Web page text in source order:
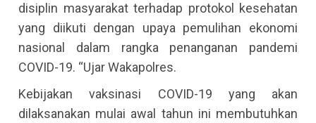
disiplin masyarakat terhadap protokol kesehatan
yang diikuti dengan upaya pemulihan ekonomi
nasional dalam rangka penanganan pandemi
COVID-19. “Ujar Wakapolres.
Kebijakan vaksinasi COVID-19 yang akan
dilaksanakan mulai awal tahun ini membutuhkan